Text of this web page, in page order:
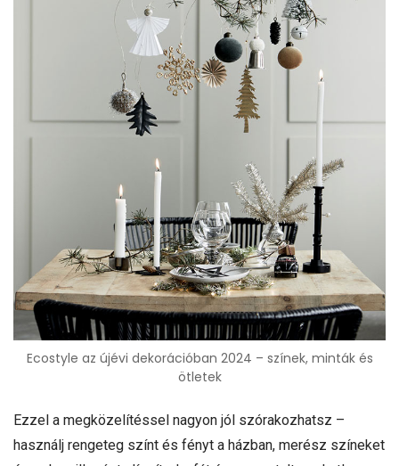
Ecostyle az újévi dekorációban 2024 – színek, minták és
ötletek
Ezzel a megközelítéssel nagyon jól szórakozhatsz –
használj rengeteg színt és fényt a házban, merész színeket